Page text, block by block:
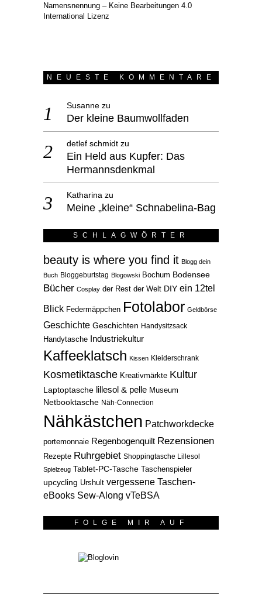
Namensnennung – Keine Bearbeitungen 4.0
International Lizenz
NEUESTE KOMMENTARE
Susanne zu
Der kleine Baumwollfaden
detlef schmidt zu
Ein Held aus Kupfer: Das
Hermannsdenkmal
Katharina zu
Meine „kleine“ Schnabelina-Bag
SCHLAGWÖRTER
beauty is where you find it Blogg dein
Buch Bloggeburtstag Blogowski Bochum Bodensee
Bücher Cosplay der Rest der Welt DIY ein 12tel
Blick Federmäppchen Fotolabor Geldbörse
Geschichte Geschichten Handysitzsack
Handytasche Industriekultur
Kaffeeklatsch Kissen Kleiderschrank
Kosmetiktasche Kreativmärkte Kultur
Laptoptasche lillesol & pelle Museum
Netbooktasche Näh-Connection
Nähkästchen Patchworkdecke
portemonnaie Regenbogenquilt Rezensionen
Rezepte Ruhrgebiet Shoppingtasche Lillesol
Spielzeug Tablet-PC-Tasche Taschenspieler
upcycling Urshult vergessene Taschen-
eBooks Sew-Along vTeBSA
FOLGE MIR AUF